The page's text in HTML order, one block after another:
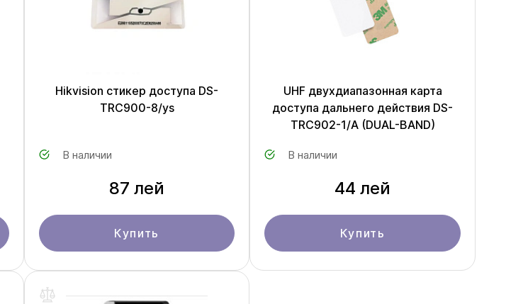
Hikvision стикер доступа DS-
TRC900-8/ys
В наличии
87 лей
Купить
UHF двухдиапазонная карта
доступа дальнего действия DS-
TRC902-1/A (DUAL-BAND)
В наличии
44 лей
Купить